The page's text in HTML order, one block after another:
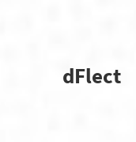
dFlect